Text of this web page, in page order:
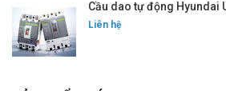
Cầu dao tự động Hyundai
Liên hệ